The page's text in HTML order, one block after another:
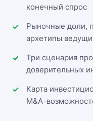
конечный спрос
Рыночные доли,
архетипы
Три сценария
доверительных
Карта
M&A-